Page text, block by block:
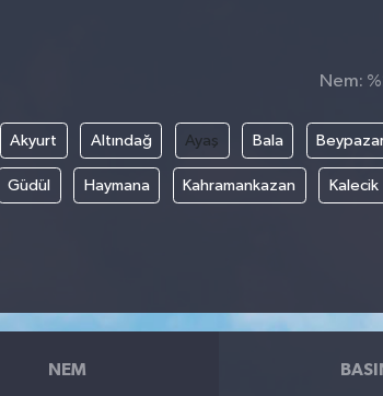
Nem:
Akyurt Altındağ Ayaş Bala
Güdül Haymana Kahramankazan Kalecik
NEM